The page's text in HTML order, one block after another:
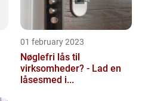
01 february 2023
Nøglefri lås til
virksomheder? - Lad en
låsesmed i...